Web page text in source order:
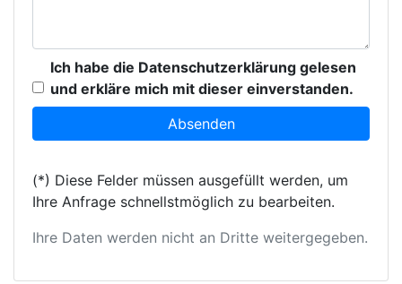
Ich habe die Datenschutzerklärung gelesen
und erkläre mich mit dieser einverstanden.
(*) Diese Felder müssen ausgefüllt werden, um
Ihre Anfrage schnellstmöglich zu bearbeiten.
Ihre Daten werden nicht an Dritte weitergegeben.